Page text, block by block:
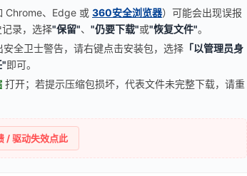
Chrome、Edge 或 360安全浏览器）可能会出现误报
录，选择"保留"、 "仍要下载"或"恢复文件"。
全卫士警告，请右键点击安装包，选择 「以管理员身
"即可。
打开；若提示压缩包损坏，代表文件未完整下载，请重
/ 驱动失效点此